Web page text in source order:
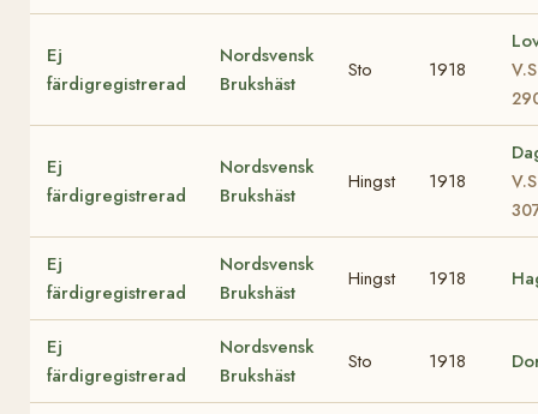
Ej
färdigregistrerad
Nordsvensk
Brukshäst
Sto 1918
Ej
färdigregistrerad
Nordsvensk
Brukshäst
Hingst 1918
Ej
färdigregistrerad
Nordsvensk
Brukshäst
Hingst 1918
Ej
färdigregistrerad
Nordsvensk
Brukshäst
Sto 1918